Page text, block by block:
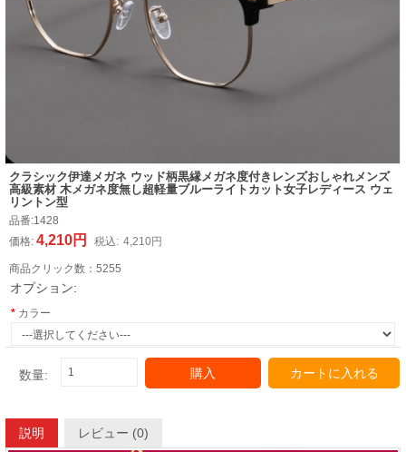
クラシック伊達メガネ ウッド柄黒縁メガネ度付きレンズおしゃれメンズ
高級素材 木メガネ度無し超軽量ブルーライトカット女子レディース ウェ
リントン型
品番:1428
価格: 4,210円 税込: 4,210円
商品クリック数： 5255
オプション:
カラー
数量: 購入 カートに入れる
説明 レビュー (0)